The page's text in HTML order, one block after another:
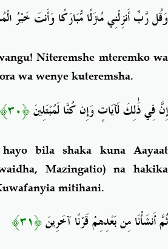
وَقُل رَّبِّ أَنزِلْنِي مُنزَلًا مُّبَارَكًا وَأَنتَ خَيْرُ
Niteremshe mteremko wa
wa wenye kuteremsha.
إِنَّ فِي ذَٰلِكَ لَآيَاتٍ وَإِن كُنَّا لَمُبْتَلِينَ﴿٣٠﴾
bila shaka kuna Aayaat
Mazingatio) na hakika
mitihani.
ثُمَّ أَنشَأْنَا مِن بَعْدِهِمْ قَرْنًا آخَرِينَ﴿٣١﴾